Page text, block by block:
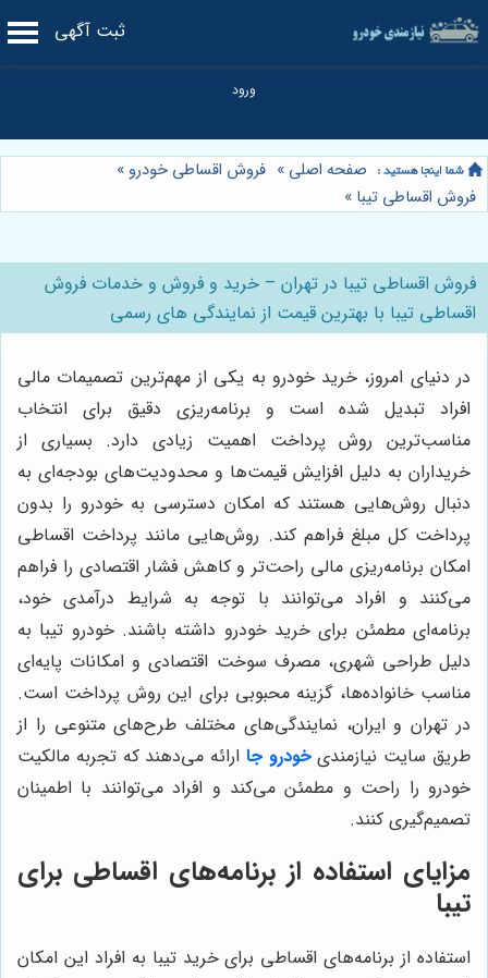
ثبت آگهی
صفحه اصلی » فروش اقساطی خودرو »
فروش اقساطی تیبا »
فروش اقساطی تیبا در تهران – خرید و فروش و خدمات فروش
اقساطی تیبا با بهترین قیمت از نمایندگی های رسمی
در دنیای امروز، خرید خودرو به یکی از مهم‌ترین تصمیمات مالی
افراد تبدیل شده است و برنامه‌ریزی دقیق برای انتخاب
مناسب‌ترین روش پرداخت اهمیت زیادی دارد. بسیاری از
خریداران به دلیل افزایش قیمت‌ها و محدودیت‌های بودجه‌ای به
دنبال روش‌هایی هستند که امکان دسترسی به خودرو را بدون
پرداخت کل مبلغ فراهم کند. روش‌هایی مانند پرداخت اقساطی
امکان برنامه‌ریزی مالی راحت‌تر و کاهش فشار اقتصادی را فراهم
می‌کنند و افراد می‌توانند با توجه به شرایط درآمدی خود،
برنامه‌ای مطمئن برای خرید خودرو داشته باشند. خودرو تیبا به
دلیل طراحی شهری، مصرف سوخت اقتصادی و امکانات پایه‌ای
مناسب خانواده‌ها، گزینه محبوبی برای این روش پرداخت است.
در تهران و ایران، نمایندگی‌های مختلف طرح‌های متنوعی را از
طریق سایت نیازمندیخودرو جا ارائه می‌دهند که تجربه مالکیت
خودرو را راحت و مطمئن می‌کند و افراد می‌توانند با اطمینان
تصمیم‌گیری کنند.
مزایای استفاده از برنامه‌های اقساطی برای
تیبا
استفاده از برنامه‌های اقساطی برای خرید تیبا به افراد این امکان